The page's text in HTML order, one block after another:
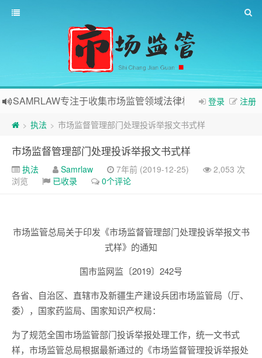
登录 注册
SAMRLAW专注于收集市场监管领域法律相关内容
> 执法 > 市场监督管理部门处理投诉举报文书式样
市场监督管理部门处理投诉举报文书式样
执法 Samrlaw 7年前 (2019-12-25)
2,053 次
浏览
已收录 0个评论
市场监管总局关于印发《市场监督管理部门处理投诉举报文书
式样》的通知
国市监网监〔2019〕242号
各省、自治区、直辖市及新疆生产建设兵团市场监管局（厅、
委），国家药监局、国家知识产权局：
为了规范全国市场监管部门投诉举报处理工作，统一文书式
样，市场监管总局根据最新通过的《市场监督管理投诉举报处